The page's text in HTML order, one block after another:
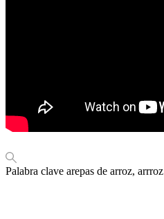
Palabra clave arepas de arroz, arrroz